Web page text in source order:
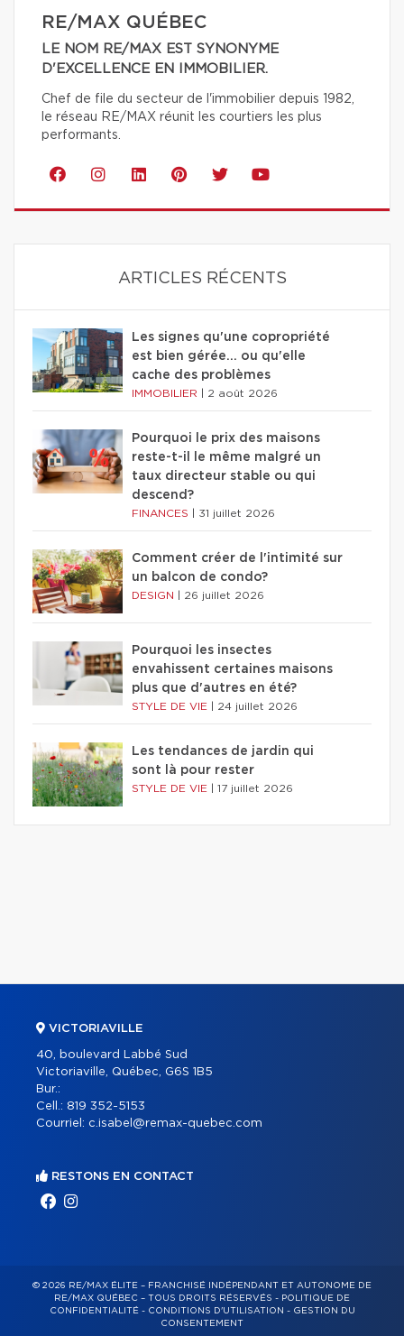
RE/MAX QUÉBEC
LE NOM RE/MAX EST SYNONYME
D'EXCELLENCE EN IMMOBILIER.
Chef de file du secteur de l'immobilier depuis 1982,
le réseau RE/MAX réunit les courtiers les plus
performants.
ARTICLES RÉCENTS
Les signes qu'une copropriété
est bien gérée… ou qu'elle
cache des problèmes
IMMOBILIER 2 août 2026
Pourquoi le prix des maisons
reste-t-il le même malgré un
taux directeur stable ou qui
descend?
FINANCES 31 juillet 2026
Comment créer de l'intimité sur
un balcon de condo?
DESIGN 26 juillet 2026
Pourquoi les insectes
envahissent certaines maisons
plus que d'autres en été?
STYLE DE VIE 24 juillet 2026
Les tendances de jardin qui
sont là pour rester
STYLE DE VIE 17 juillet 2026
VICTORIAVILLE
40, boulevard Labbé Sud
Victoriaville, Québec, G6S 1B5
Bur.:
Cell.: 819 352-5153
Courriel: c.isabel@remax-quebec.com
RESTONS EN CONTACT
© 2026 RE/MAX ÉLITE – FRANCHISÉ INDÉPENDANT ET AUTONOME DE
RE/MAX QUÉBEC – TOUS DROITS RÉSERVÉS - POLITIQUE DE
CONFIDENTIALITÉ- CONDITIONS D'UTILISATION - GESTION DU
CONSENTEMENT